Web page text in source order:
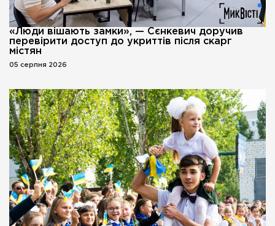
«Люди вішають замки», — Сєнкевич доручив
перевірити доступ до укриттів після скарг
містян
05 серпня 2026